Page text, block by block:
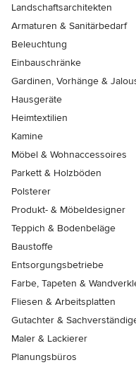
Landschaftsarchitekten
Armaturen & Sanitärbedarf
Beleuchtung
Einbauschränke
Gardinen, Vorhänge &
Hausgeräte
Heimtextilien
Kamine
Möbel & Wohnaccessoires
Parkett & Holzböden
Polsterer
Produkt- & Möbeldesigner
Teppich & Bodenbeläge
Baustoffe
Entsorgungsbetriebe
Farbe, Tapeten &
Fliesen & Arbeitsplatten
Gutachter &
Maler & Lackierer
Planungsbüros